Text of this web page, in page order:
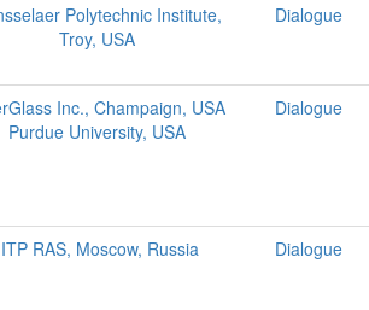
Polytechnic Institute,
Troy, USA
Dialogue
Inc., Champaign, USA
Purdue University, USA
Dialogue
RAS, Moscow, Russia Dialogue